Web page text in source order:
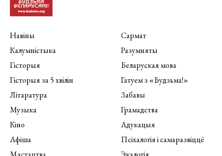
Навіны
Калумністыка
Гісторыя
Гісторыя за 5 хвілін
Літаратура
Музыка
Кіно
Афіша
Сармат
Разумняты
Беларуская мова
Гатуем з «Будзьма!»
Забавы
Грамадства
Адукацыя
Псіхалогія і самаразвіццё